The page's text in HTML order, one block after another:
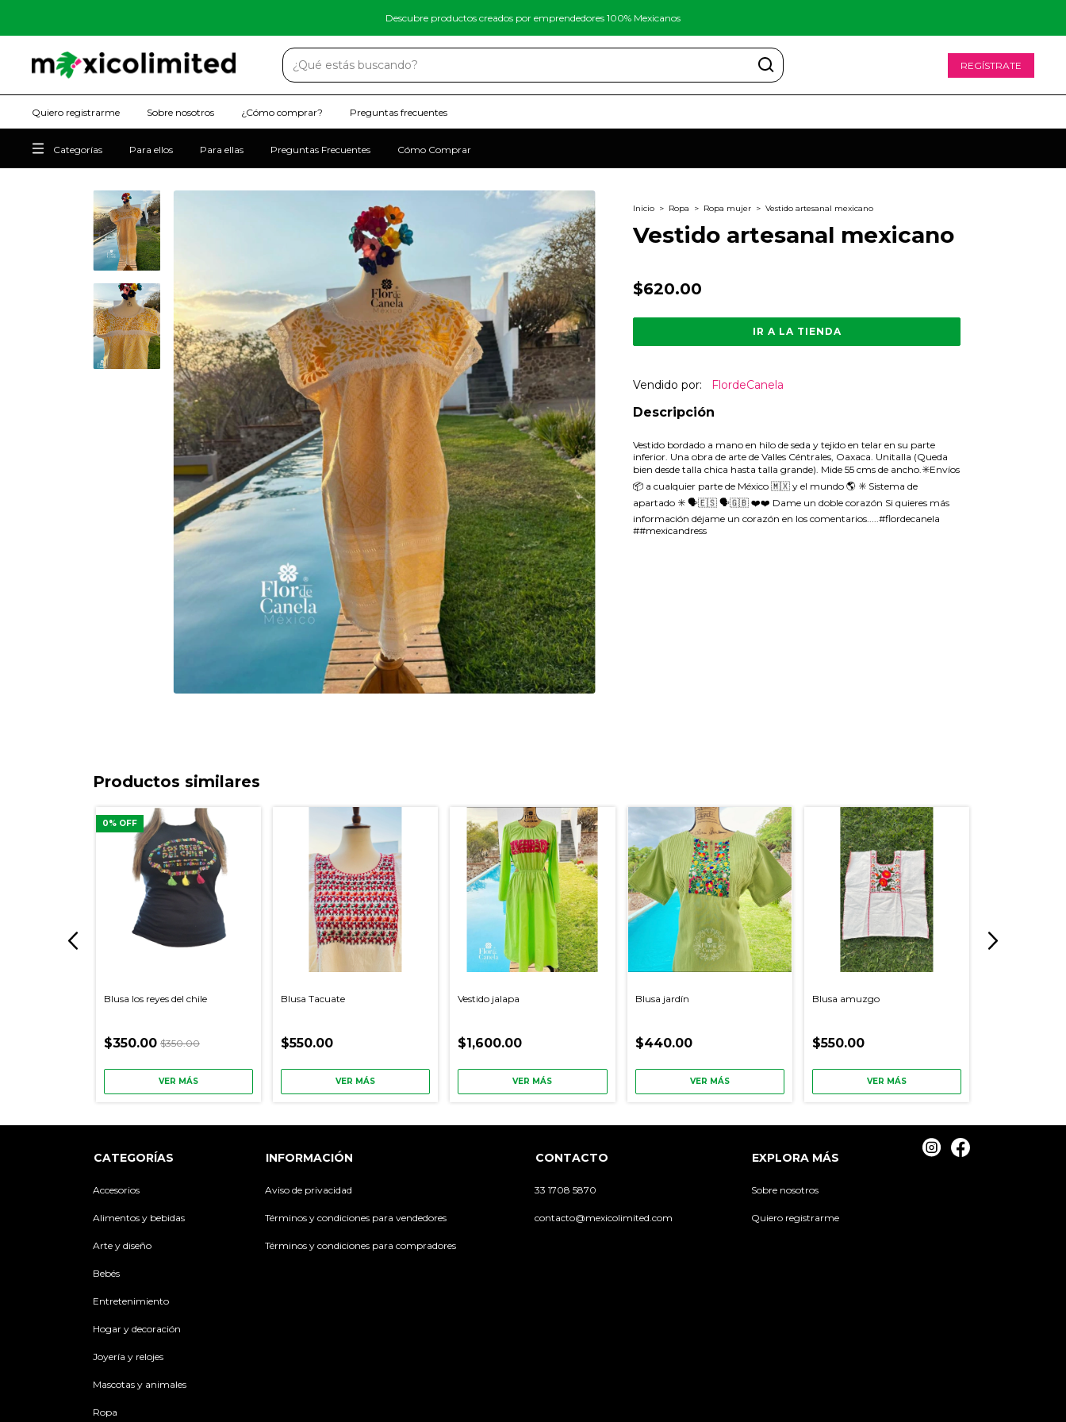
Descubre productos creados por emprendedores 100% Mexicanos
REGÍSTRATE
Quiero registrarme Sobre nosotros ¿Cómo comprar? Preguntas frecuentes
Categorías Para ellos Para ellas Preguntas Frecuentes Cómo Comprar
Inicio > Ropa > Ropa mujer > Vestido artesanal mexicano
Vestido artesanal mexicano
$620.00
IR A LA TIENDA
Vendido por: FlordeCanela
Descripción
Vestido bordado a mano en hilo de seda y tejido en telar en su parte
inferior. Una obra de arte de Valles Céntrales, Oaxaca. Unitalla (Queda
bien desde talla chica hasta talla grande). Mide 55 cms de ancho.✳️Envíos
📦 a cualquier parte de México 🇲🇽 y el mundo 🌎 ✳️ Sistema de
apartado ✳️ 🗣🇪🇸 🗣🇬🇧 ❤️❤️ Dame un doble corazón Si quieres más
información déjame un corazón en los comentarios.....#flordecanela
##mexicandress
Productos similares
0% OFF
Blusa los reyes del chile
$350.00 $350.00
VER MÁS
Blusa Tacuate
$550.00
VER MÁS
Vestido jalapa
$1,600.00
VER MÁS
Blusa jardín
$440.00
VER MÁS
Blusa amuzgo
$550.00
VER MÁS
CATEGORÍAS
Accesorios
Alimentos y bebidas
Arte y diseño
Bebés
Entretenimiento
Hogar y decoración
Joyería y relojes
Mascotas y animales
Ropa
INFORMACIÓN
Aviso de privacidad
Términos y condiciones para vendedores
Términos y condiciones para compradores
CONTACTO
33 1708 5870
contacto@mexicolimited.com
EXPLORA MÁS
Sobre nosotros
Quiero registrarme